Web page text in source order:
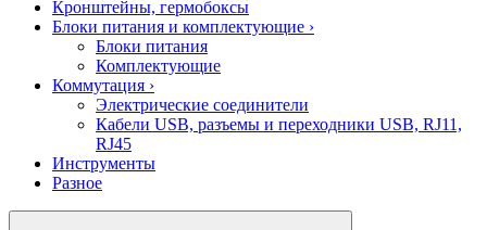
Кронштейны, гермобоксы
Блоки питания и комплектующие ›
Блоки питания
Комплектующие
Коммутация ›
Электрические соединители
Кабели USB, разъемы и переходники USB, RJ11,
RJ45
Инструменты
Разное